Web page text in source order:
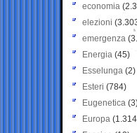
economia
elezioni
emergenza
Energia (45)
Esselunga (2)
Esteri (784)
Eugenetica
Europa